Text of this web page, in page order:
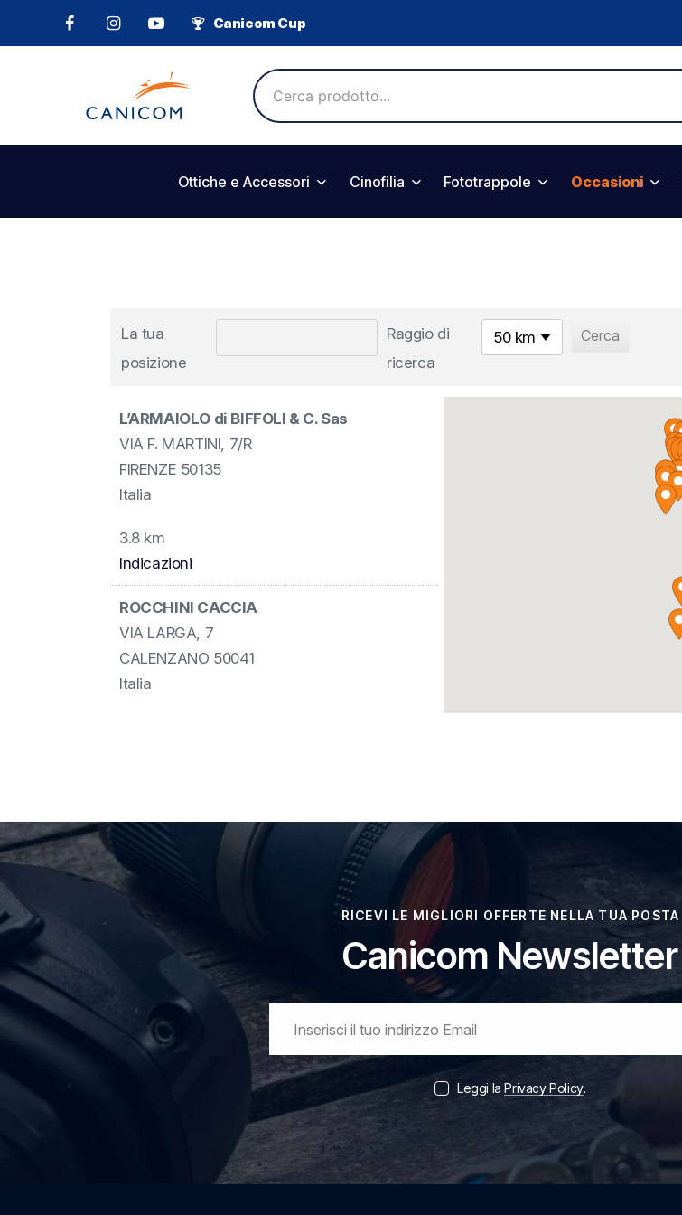
Canicom Cup
Ottiche e Accessori Cinofilia Fototrappole Occasioni
La tua
posizione
Raggio di
ricerca
50 km
L’ARMAIOLO di BIFFOLI & C. Sas
VIA F. MARTINI, 7/R
FIRENZE 50135
Italia
3.8 km
Indicazioni
ROCCHINI CACCIA
VIA LARGA, 7
CALENZANO 50041
Italia
Via Labriola Antonio,219
MONTEMURLO 59013
Italia
16.3 km
Indicazioni
MISTER FISHER SRL
VIA FORLIVESE 130
PELAGO 50060
LO STELLINO Srl
RICEVI LE MIGLIORI OFFERTE NELLA TUA POSTA
Canicom Newsletter
Leggi laPrivacy Policy.